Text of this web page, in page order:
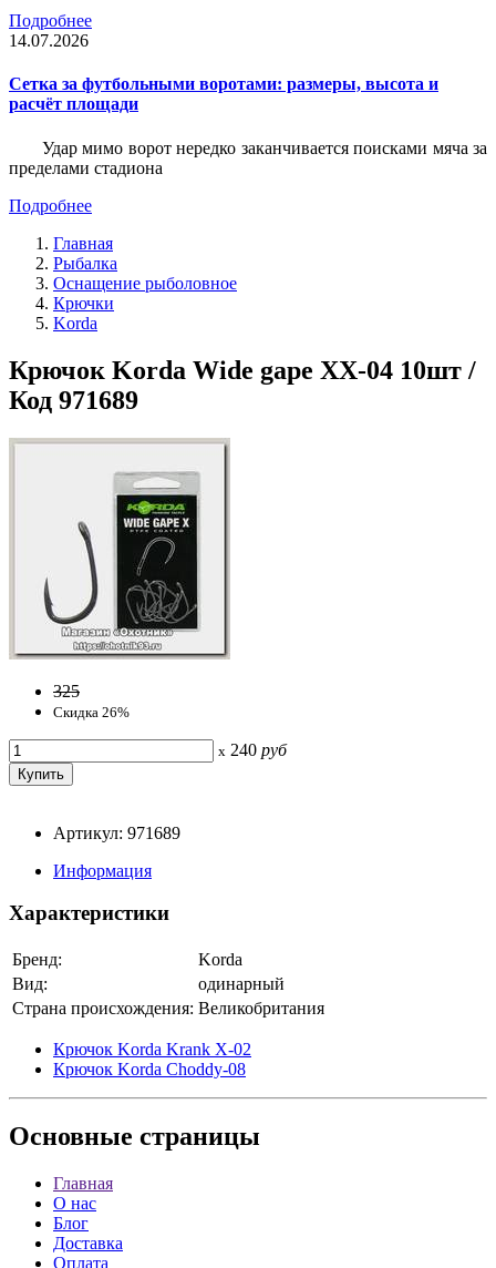
Подробнее
14.07.2026
Сетка за футбольными воротами: размеры, высота и
расчёт площади
Удар мимо ворот нередко заканчивается поисками мяча за
пределами стадиона
Подробнее
Главная
Рыбалка
Оснащение рыболовное
Крючки
Korda
Крючок Korda Wide gape XX-04 10шт /
Код 971689
325
Скидка 26%
x 240 руб
Артикул: 971689
Информация
Характеристики
Бренд:
Korda
Вид:
одинарный
Страна происхождения: Великобритания
Крючок Korda Krank X-02
Крючок Korda Choddy-08
Основные страницы
Главная
О нас
Блог
Доставка
Оплата